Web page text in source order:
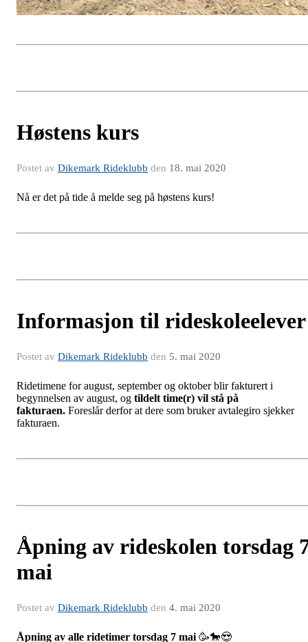
Høstens kurs
Postet av Dikemark Rideklubb den 18. mai 2020
Nå er det på tide å melde seg på høstens kurs!
Informasjon til rideskoleelever
Postet av Dikemark Rideklubb den 5. mai 2020
Ridetimene for august, september og oktober blir fakturert i
begynnelsen av august, og tildelt time(r) vil stå på
fakturaen. Foreslår derfor at dere som bruker avtalegiro sjekker
fakturaen.
Åpning av rideskolen torsdag
mai
Postet av Dikemark Rideklubb den 4. mai 2020
Åpning av alle ridetimer torsdag 7 mai 🥳🐎😍